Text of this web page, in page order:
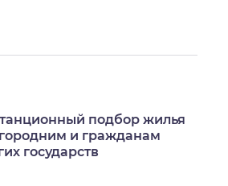
подбор жилья
и гражданам
государств